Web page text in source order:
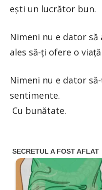
ești un lucrător bun.
Nimeni nu e dator
ales să-ți ofere o
Nimeni nu e dator
Cu
Cu